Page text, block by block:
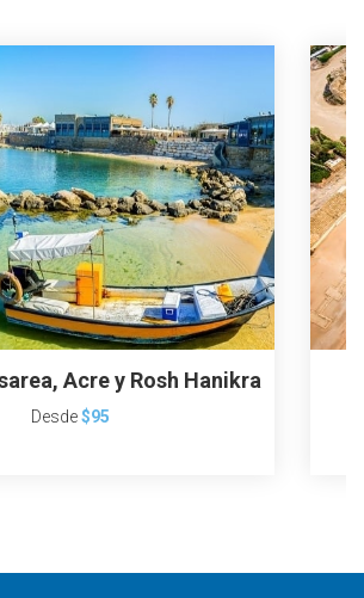
Acre y Rosh Hanikra
Desde$95